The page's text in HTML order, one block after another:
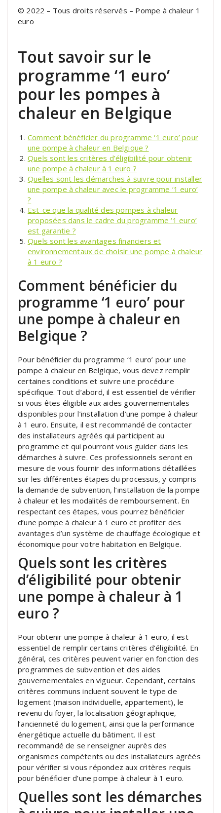
© 2022 – Tous droits réservés – Pompe à chaleur 1
euro
Tout savoir sur le
programme ‘1 euro’
pour les pompes à
chaleur en Belgique
Comment bénéficier du programme ‘1 euro’ pour
une pompe à chaleur en Belgique ?
Quels sont les critères d’éligibilité pour obtenir
une pompe à chaleur à 1 euro ?
Quelles sont les démarches à suivre pour installer
une pompe à chaleur avec le programme ‘1 euro’
?
Est-ce que la qualité des pompes à chaleur
proposées dans le cadre du programme ‘1 euro’
est garantie ?
Quels sont les avantages financiers et
environnementaux de choisir une pompe à chaleur
à 1 euro ?
Comment bénéficier du
programme ‘1 euro’ pour
une pompe à chaleur en
Belgique ?
Pour bénéficier du programme ‘1 euro’ pour une
pompe à chaleur en Belgique, vous devez remplir
certaines conditions et suivre une procédure
spécifique. Tout d’abord, il est essentiel de vérifier
si vous êtes éligible aux aides gouvernementales
disponibles pour l’installation d’une pompe à chaleur
à 1 euro. Ensuite, il est recommandé de contacter
des installateurs agréés qui participent au
programme et qui pourront vous guider dans les
démarches à suivre. Ces professionnels seront en
mesure de vous fournir des informations détaillées
sur les différentes étapes du processus, y compris
la demande de subvention, l’installation de la pompe
à chaleur et les modalités de remboursement. En
respectant ces étapes, vous pourrez bénéficier
d’une pompe à chaleur à 1 euro et profiter des
avantages d’un système de chauffage écologique et
économique pour votre habitation en Belgique.
Quels sont les critères
d’éligibilité pour obtenir
une pompe à chaleur à 1
euro ?
Pour obtenir une pompe à chaleur à 1 euro, il est
essentiel de remplir certains critères d’éligibilité. En
général, ces critères peuvent varier en fonction des
programmes de subvention et des aides
gouvernementales en vigueur. Cependant, certains
critères communs incluent souvent le type de
logement (maison individuelle, appartement), le
revenu du foyer, la localisation géographique,
l’ancienneté du logement, ainsi que la performance
énergétique actuelle du bâtiment. Il est
recommandé de se renseigner auprès des
organismes compétents ou des installateurs agréés
pour vérifier si vous répondez aux critères requis
pour bénéficier d’une pompe à chaleur à 1 euro.
Quelles sont les démarches